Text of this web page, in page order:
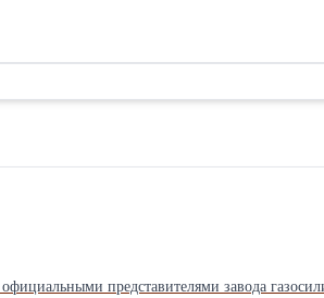
представителями завода